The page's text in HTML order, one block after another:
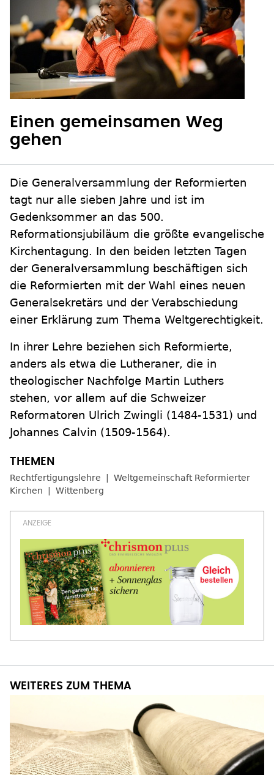
Einen gemeinsamen Weg
gehen
Die Generalversammlung der Reformierten
tagt nur alle sieben Jahre und ist im
Gedenksommer an das 500.
Reformationsjubiläum die größte evangelische
Kirchentagung. In den beiden letzten Tagen
der Generalversammlung beschäftigen sich
die Reformierten mit der Wahl eines neuen
Generalsekretärs und der Verabschiedung
einer Erklärung zum Thema Weltgerechtigkeit.
In ihrer Lehre beziehen sich Reformierte,
anders als etwa die Lutheraner, die in
theologischer Nachfolge Martin Luthers
stehen, vor allem auf die Schweizer
Reformatoren Ulrich Zwingli (1484-1531) und
Johannes Calvin (1509-1564).
Rechtfertigungslehre
Weltgemeinschaft Reformierter
Kirchen
Wittenberg
WEITERES ZUM THEMA